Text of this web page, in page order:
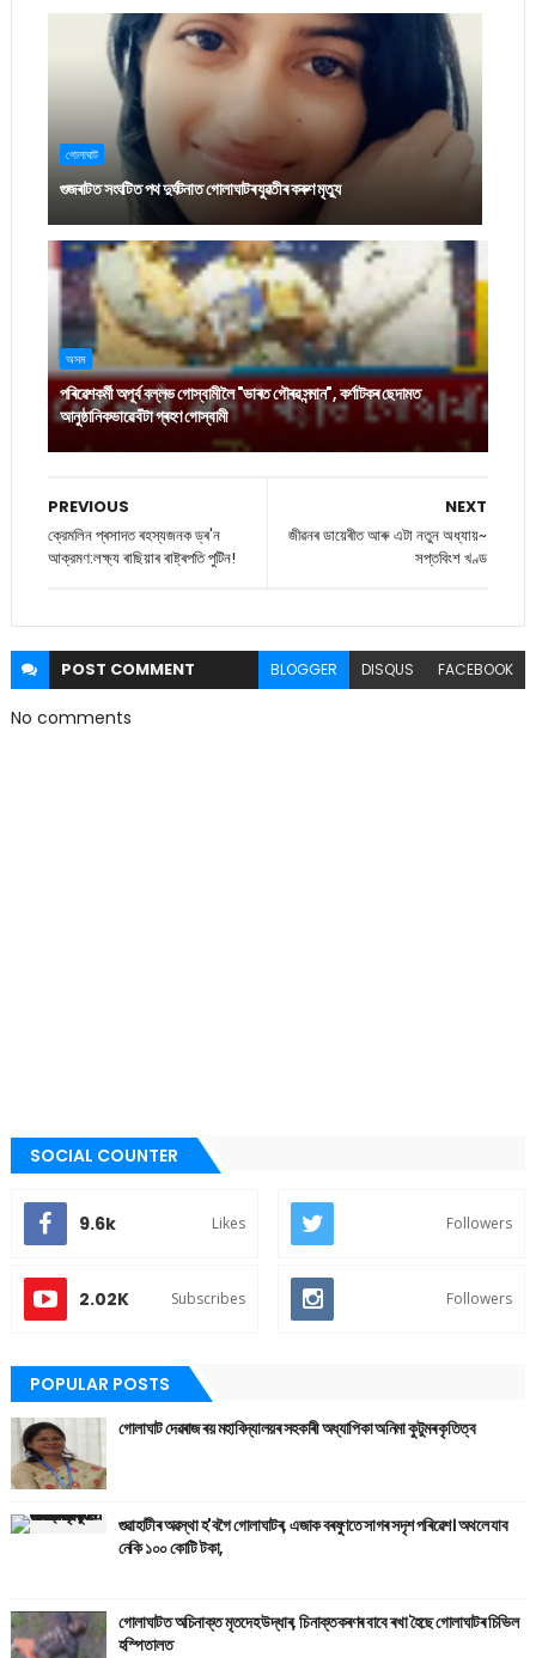
গোলাঘাট
গুজৰাটত সংঘটিত পথ দুৰ্ঘটনাত গোলাঘাটৰ যুৱতীৰ কৰুণ মৃত্যু
অসম
পৰিৱেশকৰ্মী অপূৰ্ব বল্লভ গোস্বামীলৈ "ভাৰত গৌৰৱ সন্মান", কৰ্ণাটকৰ ছেদামত
আনুষ্ঠানিকভাৱে বঁটা গ্ৰহণ গোস্বামী
NEXT
জীৱনৰ ডায়েৰীত আৰু এটা নতুন অধ্যায়~
সপ্তবিংশ খণ্ড
PREVIOUS
ক্রেমলিন প্ৰসাদত ৰহস্যজনক ড্ৰ'ন
আক্রমণ:লক্ষ্য ৰাছিয়াৰ ৰাষ্ট্ৰপতি পুটিন!
POST COMMENT BLOGGER DISQUS FACEBOOK
No comments
SOCIAL COUNTER
9.6k Likes Followers
2.02K Subscribes Followers
POPULAR POSTS
গোলাঘাট দেৱৰাজ ৰয় মহাবিদ্যালয়ৰ সহকাৰী অধ্যাপিকা অনিমা কুটুমৰ কৃতিত্ব
গুৱাহাটীৰ অৱস্থা হ'বগৈ গোলাঘাটৰ, এজাক বৰষুণতে সাগৰ সদৃশ পৰিৱেশ। অথলে যাব
নেকি ১০০ কোটি টকা,
গোলাঘাটত অচিনাক্ত মৃতদেহ উদ্ধাৰ, চিনাক্তকৰণৰ বাবে ৰখা হৈছে গোলাঘাটৰ চিভিল
হস্পিতালত